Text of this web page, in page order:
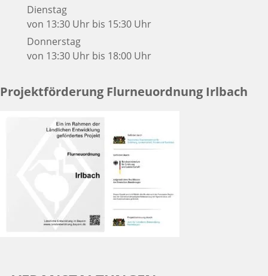
Dienstag
von 13:30 Uhr bis 15:30 Uhr
Donnerstag
von 13:30 Uhr bis 18:00 Uhr
Projektförderung Flurneuordnung Irlbach